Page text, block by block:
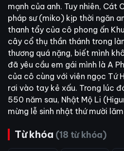
mạnh của anh. Tuy nhiên, Cát
pháp sư (miko) kịp thời ngăn
thanh tẩy của cô phong ấn
cây cổ thụ thần thánh trong
thương quá nặng, biết mình
đã yêu cầu em gái mình là A
của cô cùng với viên ngọc Tứ
rơi vào tay kẻ xấu. Trong lúc
550 năm sau, Nhật Mộ Li
mừng lễ sinh nhật thứ mười
Từ khóa (18 từ khóa)